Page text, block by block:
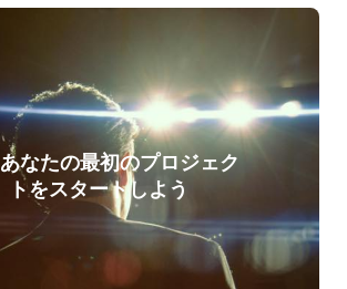
あなたの最初のプロジェク
トをスタートしよう